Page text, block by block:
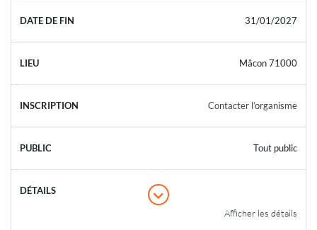
31/01/2027
Mâcon 71000
Contacter l’organisme
Tout public
Afficher les détails